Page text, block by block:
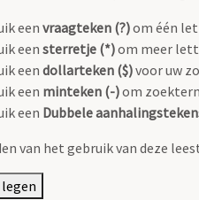
eenvraagteken (?)om één
eensterretje (*)om meer
eendollarteken ($)voor uw
een minteken (-)om
een Dubbele
van het gebruik van deze